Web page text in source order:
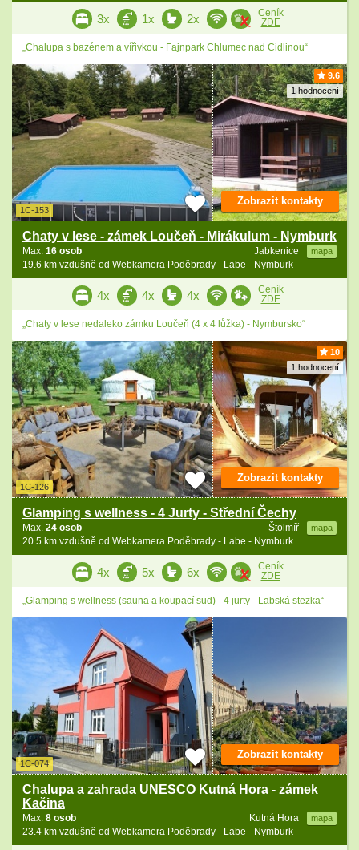
3x 1x 2x
Ceník
ZDE
„Chalupa s bazénem a vířivkou - Fajnpark Chlumec nad Cidlinou“
9.6
1 hodnocení
1C-153
Chaty v lese - zámek Loučeň - Mirákulum - Nymburk
Jabkenice mapa
Max. 16 osob
19.6 km vzdušně od Webkamera Poděbrady - Labe - Nymburk
Zobrazit kontakty
4x 4x 4x
Ceník
ZDE
„Chaty v lese nedaleko zámku Loučeň (4 x 4 lůžka) - Nymbursko“
10
1 hodnocení
1C-126
Glamping s wellness - 4 Jurty - Střední Čechy
Štolmíř mapa
Max. 24 osob
20.5 km vzdušně od Webkamera Poděbrady - Labe - Nymburk
Zobrazit kontakty
4x 5x 6x
Ceník
ZDE
„Glamping s wellness (sauna a koupací sud) - 4 jurty - Labská stezka“
1C-074
Chalupa a zahrada UNESCO Kutná Hora - zámek
Kačina
Kutná Hora mapa
Max. 8 osob
23.4 km vzdušně od Webkamera Poděbrady - Labe - Nymburk
Zobrazit kontakty